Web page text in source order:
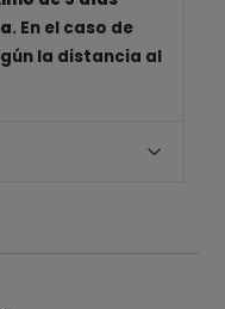
. En el caso de
la distancia al